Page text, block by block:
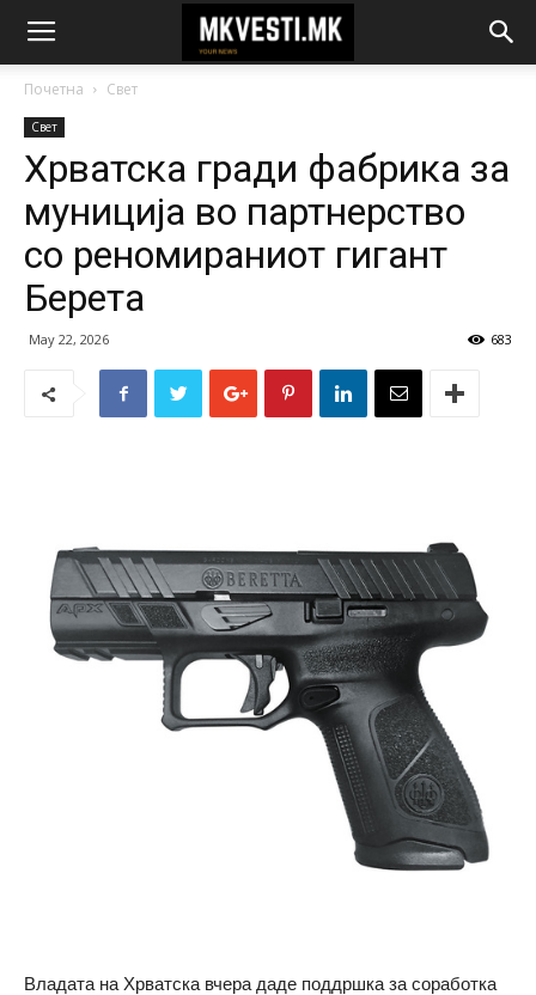
Почетна Свет
Свет
Хрватска гради фабрика за
муниција во партнерство
со реномираниот гигант
Берета
May 22, 2026 683
Владата на Хрватска вчера даде поддршка за соработка